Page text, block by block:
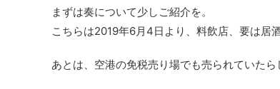
まずは奏について少しご紹介を。
こちらは2019年6月4日より、料飲店、要は居
あとは、空港の免税売り場でも売られていたら